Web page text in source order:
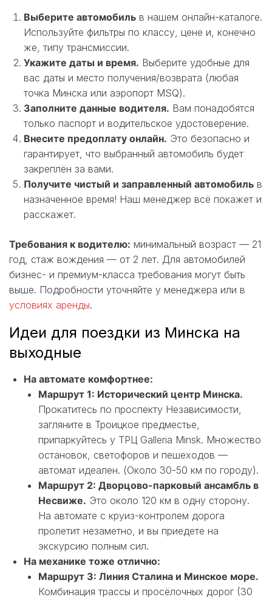
Выберите автомобиль в нашем онлайн-каталоге.
Используйте фильтры по классу, цене и, конечно
же, типу трансмиссии.
Укажите даты и время. Выберите удобные для
вас даты и место получения/возврата (любая
точка Минска или аэропорт MSQ).
Заполните данные водителя. Вам понадобятся
только паспорт и водительское удостоверение.
Внесите предоплату онлайн. Это безопасно и
гарантирует, что выбранный автомобиль будет
закреплён за вами.
Получите чистый и заправленный автомобиль в
назначенное время! Наш менеджер всё покажет и
расскажет.
Требования к водителю: минимальный возраст — 21
год, стаж вождения — от 2 лет. Для автомобилей
бизнес- и премиум-класса требования могут быть
выше. Подробности уточняйте у менеджера или в
условиях аренды.
Идеи для поездки из Минска на
выходные
На автомате комфортнее:
Маршрут 1: Исторический центр Минска.
Прокатитесь по проспекту Независимости,
загляните в Троицкое предместье,
припаркуйтесь у ТРЦ Galleria Minsk. Множество
остановок, светофоров и пешеходов —
автомат идеален. (Около 30-50 км по городу).
Маршрут 2: Дворцово-парковый ансамбль в
Несвиже. Это около 120 км в одну сторону.
На автомате с круиз-контролем дорога
пролетит незаметно, и вы приедете на
экскурсию полным сил.
На механике тоже отлично:
Маршрут 3: Линия Сталина и Минское море.
Комбинация трассы и просёлочных дорог (30